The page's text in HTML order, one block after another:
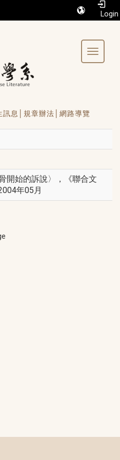
Toggle
訊息│ 規章辦法│ 網路導覽
開始的訴說〉，《聯合文
年05月